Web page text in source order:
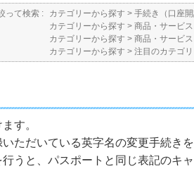
って検索 : カテゴリーから探す > 手続き（口座
カテゴリーから探す > 商品・サービス
カテゴリーから探す > 商品・サービス
カテゴリーから探す > 注目のカテゴ
す。
ただいている英字名の変更手続き
うと、パスポートと同じ表記のキ